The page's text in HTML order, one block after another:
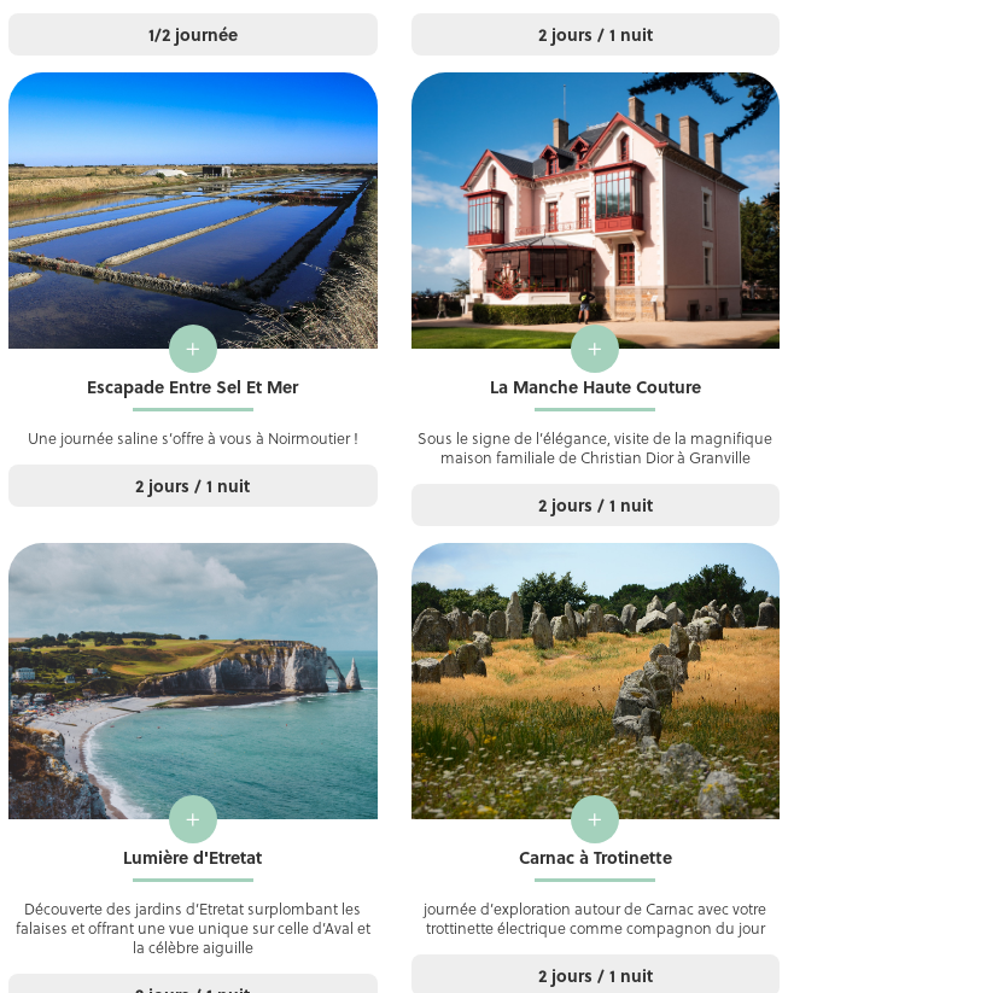
1/2 journée 2 jours / 1 nuit
+
Escapade Entre Sel Et Mer
Une journée saline s’offre à vous à Noirmoutier !
2 jours / 1 nuit
+
La Manche Haute Couture
Sous le signe de l’élégance, visite de la magnifique
maison familiale de Christian Dior à Granville
2 jours / 1 nuit
+
Lumière d'Etretat
Découverte des jardins d’Etretat surplombant les
falaises et offrant une vue unique sur celle d’Aval et
la célèbre aiguille
+
Carnac à Trotinette
journée d’exploration autour de Carnac avec votre
trottinette électrique comme compagnon du jour
2 jours / 1 nuit